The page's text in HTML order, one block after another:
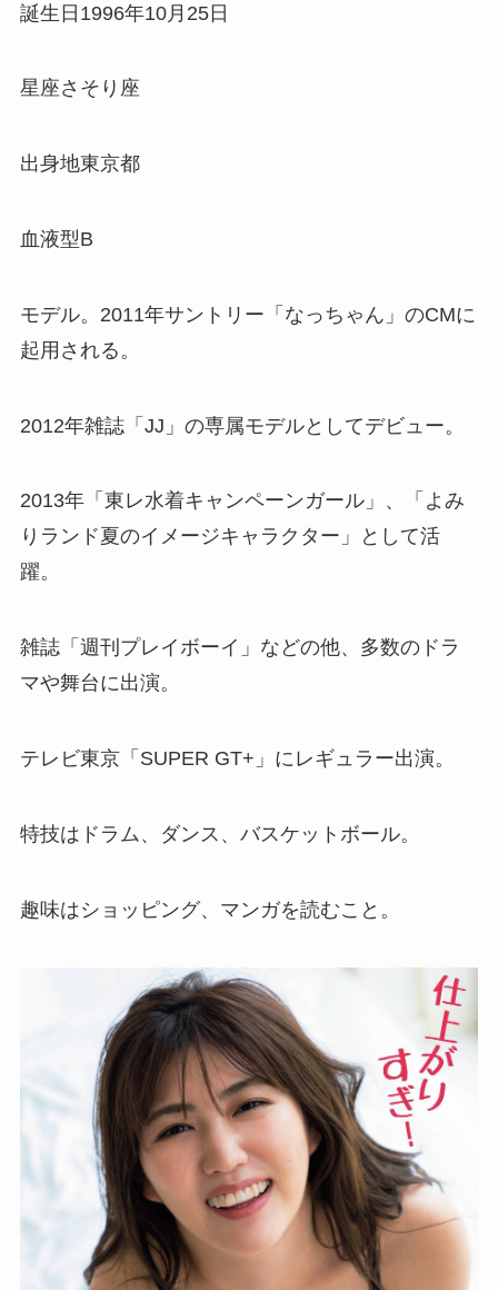
誕生日1996年10月25日
星座さそり座
出身地東京都
血液型B
モデル。2011年サントリー「なっちゃん」のCMに
起用される。
2012年雑誌「JJ」の専属モデルとしてデビュー。
2013年「東レ水着キャンペーンガール」、「よみ
りランド夏のイメージキャラクター」として活
躍。
雑誌「週刊プレイボーイ」などの他、多数のドラ
マや舞台に出演。
テレビ東京「SUPER GT+」にレギュラー出演。
特技はドラム、ダンス、バスケットボール。
趣味はショッピング、マンガを読むこと。